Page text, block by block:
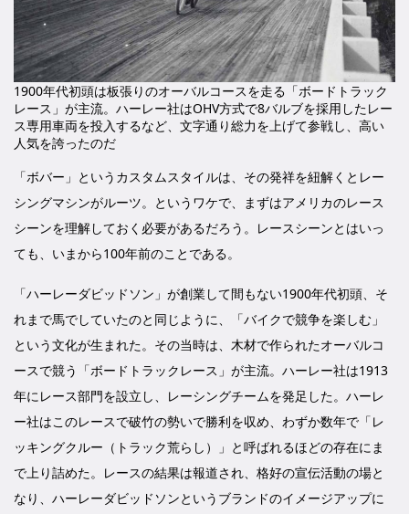
1900年代初頭は板張りのオーバルコースを走る「ボードトラック
レース」が主流。ハーレー社はOHV方式で8バルブを採用したレー
ス専用車両を投入するなど、文字通り総力を上げて参戦し、高い
人気を誇ったのだ
「ボバー」というカスタムスタイルは、その発祥を紐解くとレー
シングマシンがルーツ。というワケで、まずはアメリカのレース
シーンを理解しておく必要があるだろう。レースシーンとはいっ
ても、いまから100年前のことである。
「ハーレーダビッドソン」が創業して間もない1900年代初頭、そ
れまで馬でしていたのと同じように、「バイクで競争を楽しむ」
という文化が生まれた。その当時は、木材で作られたオーバルコ
ースで競う「ボードトラックレース」が主流。ハーレー社は1913
年にレース部門を設立し、レーシングチームを発足した。ハーレ
ー社はこのレースで破竹の勢いで勝利を収め、わずか数年で「レ
ッキングクルー（トラック荒らし）」と呼ばれるほどの存在にま
で上り詰めた。レースの結果は報道され、格好の宣伝活動の場と
なり、ハーレーダビッドソンというブランドのイメージアップに